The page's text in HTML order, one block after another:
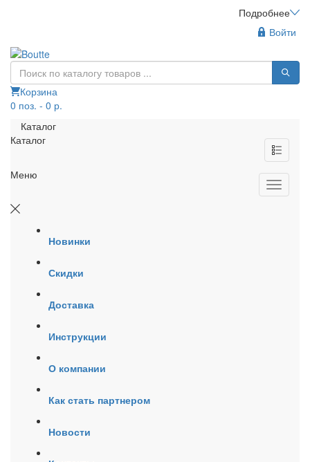
Подробнее
Войти
Корзина
0 поз. - 0 р.
Каталог
Каталог
Меню
Новинки
Скидки
Доставка
Инструкции
О компании
Как стать партнером
Новости